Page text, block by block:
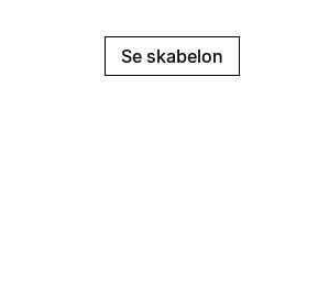
Se skabelon